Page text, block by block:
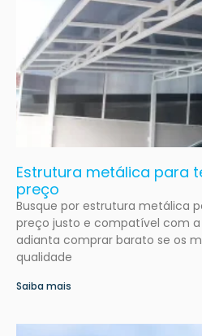
Estrutura metálica para
preço
Busque por estrutura metálica
preço justo e compatível com a
adianta comprar barato se os
qualidade
Saiba mais